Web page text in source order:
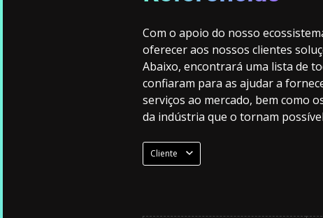
Com o apoio do nosso
oferecer aos nossos clientes
Abaixo, encontrará uma lista de
confiaram para as ajudar a
serviços ao mercado, bem como
da indústria que o tornam
Cliente